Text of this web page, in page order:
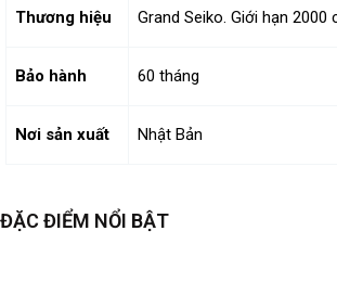
ĐẶC ĐIỂM NỔI BẬT
Thương hiệu Grand Seiko. Giới hạn 2000
Bảo hành 60 tháng
Nơi sản xuất Nhật Bản